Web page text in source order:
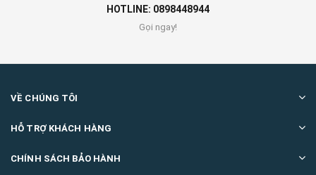
HOTLINE: 0898448944
Gọi ngay!
VỀ CHÚNG TÔI
HỖ TRỢ KHÁCH HÀNG
CHÍNH SÁCH BẢO HÀNH